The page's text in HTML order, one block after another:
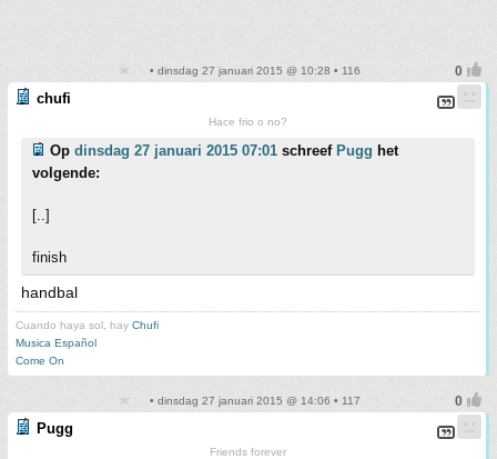
• dinsdag 27 januari 2015 @ 10:28 • 116
chufi
Hace frio o no?
Op dinsdag 27 januari 2015 07:01 schreef Pugg het
volgende:
[..]
finish
handbal
Cuando haya sol, hay Chufi
Musica Español
Come On
• dinsdag 27 januari 2015 @ 14:06 • 117
Pugg
Friends forever